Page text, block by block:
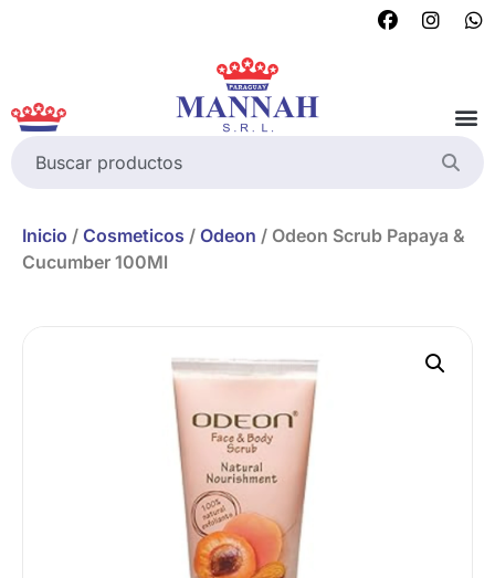
Inicio / Cosmeticos / Odeon / Odeon Scrub Papaya &
Cucumber 100Ml